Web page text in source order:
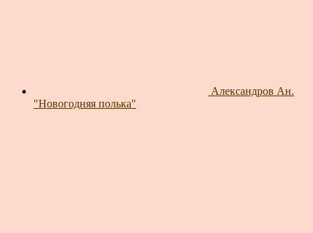
Александров Ан.
"Новогодняя полька"